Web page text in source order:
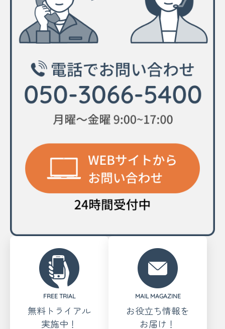
FREE TRIAL
無料トライアル
実施中！
MAIL MAGAZINE
お役立ち情報を
お届け！